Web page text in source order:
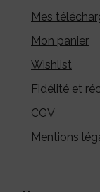
Mes
Mon panier
Wishlist
Fidélité et
CGV
Mentions